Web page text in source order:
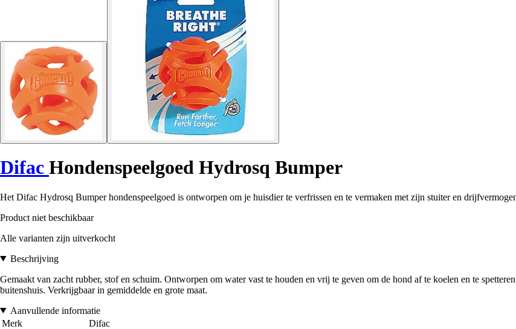
Difac Hondenspeelgoed Hydrosq Bumper
Het Difac Hydrosq Bumper hondenspeelgoed is ontworpen om je huisdier te verfrissen en te vermaken met zijn stuiter en
Product niet beschikbaar
Alle varianten zijn uitverkocht
Beschrijving
Gemaakt van zacht rubber, stof en schuim. Ontworpen om water vast te houden en vrij te geven om de hond af te koelen en te
buitenshuis. Verkrijgbaar in gemiddelde en grote maat.
Aanvullende informatie
Merk
Difac